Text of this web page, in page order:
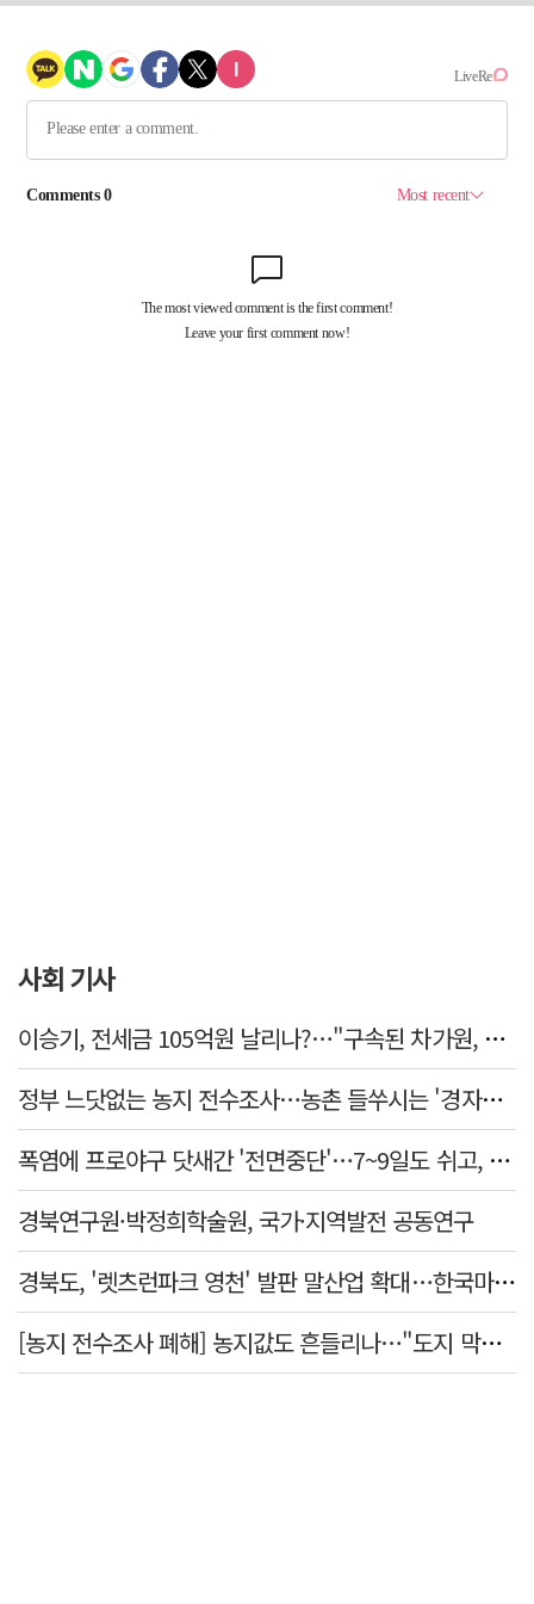
사회 기사
이승기, 전세금 105억원 날리나?…"구속된 차가원, 형사 범죄 영역"
정부 느닷없는 농지 전수조사…농촌 들쑤시는 '경자유전'의 칼날
폭염에 프로야구 닷새간 '전면중단'…7~9일도 쉬고, 11일 재개
경북연구원·박정희학술원, 국가·지역발전 공동연구
경북도, '렛츠런파크 영천' 발판 말산업 확대…한국마사회 유치도 총력
[농지 전수조사 폐해] 농지값도 흔들리나…"도지 막히면 헐값 매물 나올 수도"